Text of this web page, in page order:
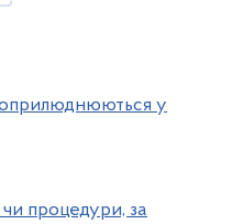
оприлюднюються у
процедури, за